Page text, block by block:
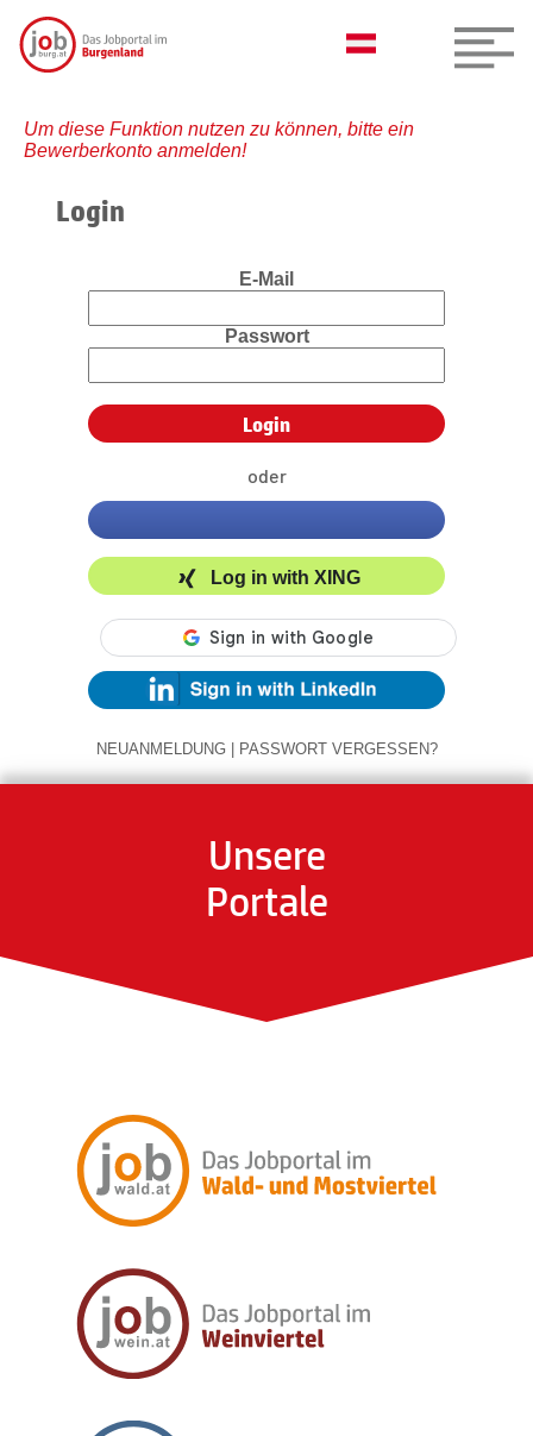
Um diese Funktion nutzen zu können, bitte ein
Bewerberkonto anmelden!
Login
E-Mail
Passwort
oder
Log in with XING
NEUANMELDUNG | PASSWORT VERGESSEN?
Unsere
Portale